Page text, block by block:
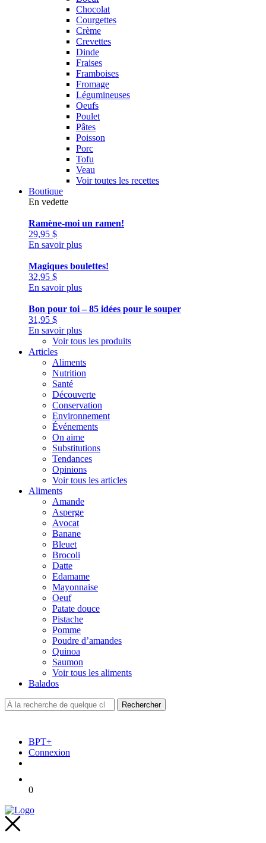
Chocolat
Courgettes
Crème
Crevettes
Dinde
Fraises
Framboises
Fromage
Légumineuses
Oeufs
Poulet
Pâtes
Poisson
Porc
Tofu
Veau
Voir toutes les recettes
Boutique
En vedette
Ramène-moi un ramen!
29,95 $
En savoir plus
Magiques boulettes!
32,95 $
En savoir plus
Bon pour toi – 85 idées pour le souper
31,95 $
En savoir plus
Voir tous les produits
Articles
Aliments
Nutrition
Santé
Découverte
Conservation
Environnement
Événements
On aime
Substitutions
Tendances
Opinions
Voir tous les articles
Aliments
Amande
Asperge
Avocat
Banane
Bleuet
Brocoli
Datte
Edamame
Mayonnaise
Oeuf
Patate douce
Pistache
Pomme
Poudre d’amandes
Quinoa
Saumon
Voir tous les aliments
Balados
BPT+
Connexion
0